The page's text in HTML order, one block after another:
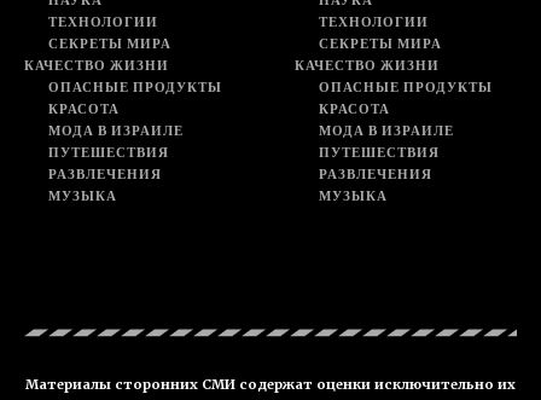
ТЕХНОЛОГИИ
СЕКРЕТЫ МИРА
КАЧЕСТВО ЖИЗНИ
ОПАСНЫЕ ПРОДУКТЫ
КРАСОТА
МОДА В ИЗРАИЛЕ
ПУТЕШЕСТВИЯ
РАЗВЛЕЧЕНИЯ
МУЗЫКА
ТЕХНОЛОГИИ
СЕКРЕТЫ МИРА
КАЧЕСТВО ЖИЗНИ
ОПАСНЫЕ ПРОДУКТЫ
КРАСОТА
МОДА В ИЗРАИЛЕ
ПУТЕШЕСТВИЯ
РАЗВЛЕЧЕНИЯ
МУЗЫКА
Материалы сторонних СМИ содержат оценки исключительно их